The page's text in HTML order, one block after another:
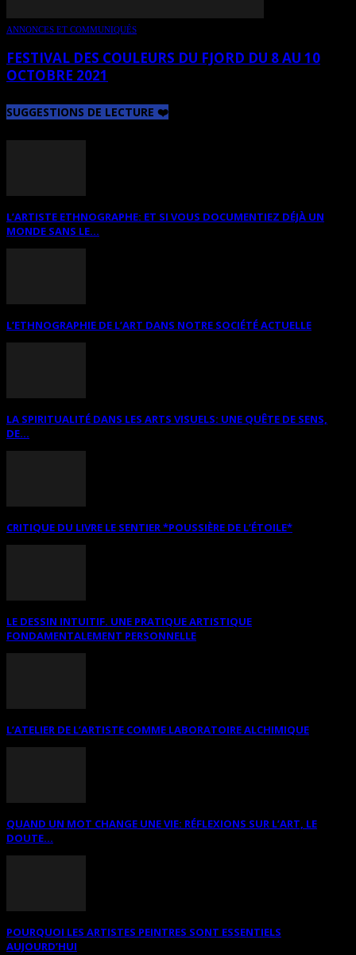
ANNONCES ET COMMUNIQUÉS
FESTIVAL DES COULEURS DU FJORD DU 8 AU 10
OCTOBRE 2021
SUGGESTIONS DE LECTURE ❤️
L’ARTISTE ETHNOGRAPHE: ET SI VOUS DOCUMENTIEZ DÉJÀ UN
MONDE SANS LE...
L’ETHNOGRAPHIE DE L’ART DANS NOTRE SOCIÉTÉ ACTUELLE
LA SPIRITUALITÉ DANS LES ARTS VISUELS: UNE QUÊTE DE SENS,
DE...
CRITIQUE DU LIVRE LE SENTIER *POUSSIÈRE DE L’ÉTOILE*
LE DESSIN INTUITIF. UNE PRATIQUE ARTISTIQUE
FONDAMENTALEMENT PERSONNELLE
L’ATELIER DE L’ARTISTE COMME LABORATOIRE ALCHIMIQUE
QUAND UN MOT CHANGE UNE VIE: RÉFLEXIONS SUR L’ART, LE
DOUTE...
POURQUOI LES ARTISTES PEINTRES SONT ESSENTIELS
AUJOURD’HUI